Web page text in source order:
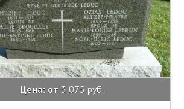
Цена: от 3 075 руб.